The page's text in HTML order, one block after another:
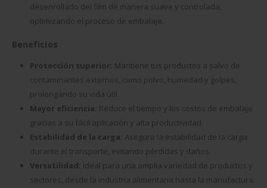
desenrollado del film de manera suave y controlada,
optimizando el proceso de embalaje.
Beneficios
Protección superior: Mantiene tus productos a salvo de
contaminantes externos, como polvo, humedad y golpes,
prolongando su vida útil.
Mayor eficiencia: Reduce el tiempo y los costos de embalaje
gracias a su fácil aplicación y alta productividad.
Estabilidad de la carga: Asegura la estabilidad de la carga
durante el transporte, evitando pérdidas y daños.
Versatilidad: Ideal para una amplia variedad de productos y
sectores, desde la industria alimentaria hasta la manufactura.